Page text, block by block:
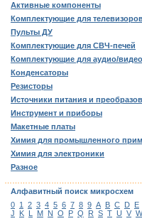
Активные компоненты
Комплектующие для
Пульты ДУ
Комплектующие для СВЧ-печей
Комплектующие для аудио/
Конденсаторы
Резисторы
Источники питания и
Инструмент и приборы
Макетные платы
Химия для промышленного
Химия для электроники
Разное
Алфавитный поиск микросхем
0 1 2 3 4 5 6 7 8 9 A B C D E
J
K L M N O P Q R S T U V W